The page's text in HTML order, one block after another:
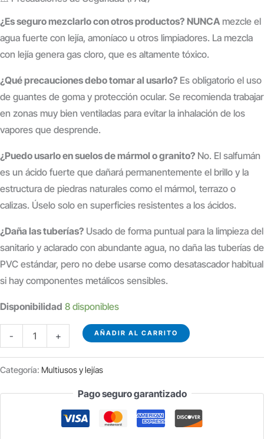
¿Es seguro mezclarlo con otros productos? NUNCA mezcle el
agua fuerte con lejía, amoníaco u otros limpiadores. La mezcla
con lejía genera gas cloro, que es altamente tóxico.
¿Qué precauciones debo tomar al usarlo? Es obligatorio el uso
de guantes de goma y protección ocular. Se recomienda trabajar
en zonas muy bien ventiladas para evitar la inhalación de los
vapores que desprende.
¿Puedo usarlo en suelos de mármol o granito? No. El salfumán
es un ácido fuerte que dañará permanentemente el brillo y la
estructura de piedras naturales como el mármol, terrazo o
calizas. Úselo solo en superficies resistentes a los ácidos.
¿Daña las tuberías? Usado de forma puntual para la limpieza del
sanitario y aclarado con abundante agua, no daña las tuberías de
PVC estándar, pero no debe usarse como desatascador habitual
si hay componentes metálicos sensibles.
Disponibilidad 8 disponibles
-
FUERTE
SALFUMAN
ROSA
+ AÑADIR AL CARRITO
Categoría: Multiusos y lejías
Pago seguro garantizado